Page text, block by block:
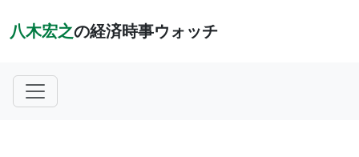
八木宏之の経済時事ウォッチ